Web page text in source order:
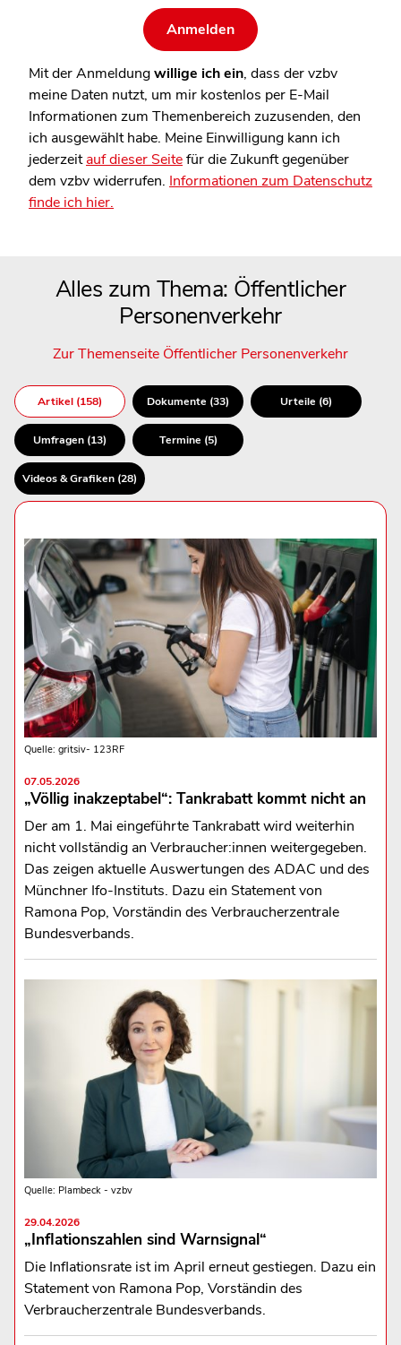
Mit der Anmeldungwillige ich ein, dass der vzbv
meine Daten nutzt, um mir kostenlos per E-Mail
Informationen zum Themenbereich zuzusenden, den
ich ausgewählt habe. Meine Einwilligung kann ich
jederzeitauf dieser Seitefür die Zukunft gegenüber
dem vzbv widerrufen. Informationen zum Datenschutz
finde ich hier.
Alles zum Thema: Öffentlicher
Personenverkehr
Zur Themenseite Öffentlicher Personenverkehr
Artikel (158) Dokumente (33) Urteile (6)
Umfragen (13) Termine (5)
Videos & Grafiken (28)
Quelle: gritsiv- 123RF
07.05.2026
„Völlig inakzeptabel“: Tankrabatt kommt nicht an
Der am 1. Mai eingeführte Tankrabatt wird weiterhin
nicht vollständig an Verbraucher:innen weitergegeben.
Das zeigen aktuelle Auswertungen des ADAC und des
Münchner Ifo-Instituts. Dazu ein Statement von
Ramona Pop, Vorständin des Verbraucherzentrale
Bundesverbands.
Quelle: Plambeck - vzbv
29.04.2026
„Inflationszahlen sind Warnsignal“
Die Inflationsrate ist im April erneut gestiegen. Dazu ein
Statement von Ramona Pop, Vorständin des
Verbraucherzentrale Bundesverbands.